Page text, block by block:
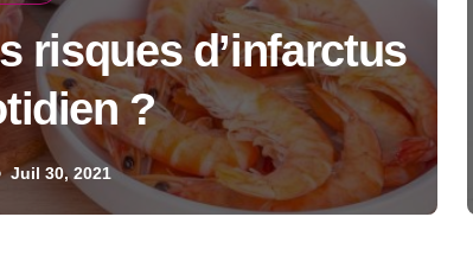
risques d’infarctus
?
Juil 30, 2021